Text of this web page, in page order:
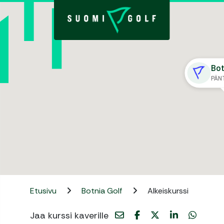
Etusivu Botnia Golf Alkeiskurssi
Jaa kurssi kaverille